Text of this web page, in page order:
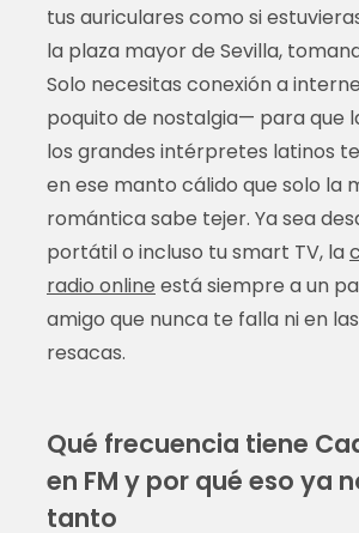
tus auriculares como si
la plaza mayor de Sevilla,
Solo necesitas conexión a
poquito de nostalgia— para que
los grandes intérpretes latinos
en ese manto cálido que solo la
romántica sabe tejer. Ya sea
portátil o incluso tu smart TV, la
radio online está siempre a un
amigo que nunca te falla ni en
resacas.
Qué frecuencia tiene
en FM y por qué eso ya
tanto